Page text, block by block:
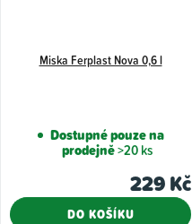
Miska Ferplast Nova 0,6 l
Dostupné pouze na
prodejně>20 ks
229 Kč
DO KOŠÍKU